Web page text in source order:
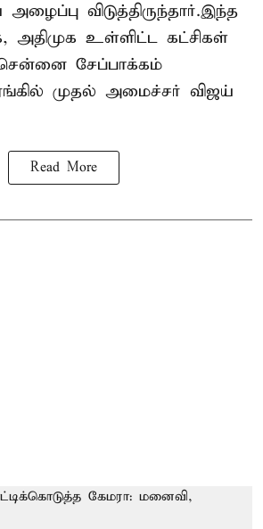
விடுத்திருந்தார்.இந்த
அதிமுக உள்ளிட்ட கட்சிகள்
சேப்பாக்கம்
முதல் அமைச்சர் விஜய்
Read More